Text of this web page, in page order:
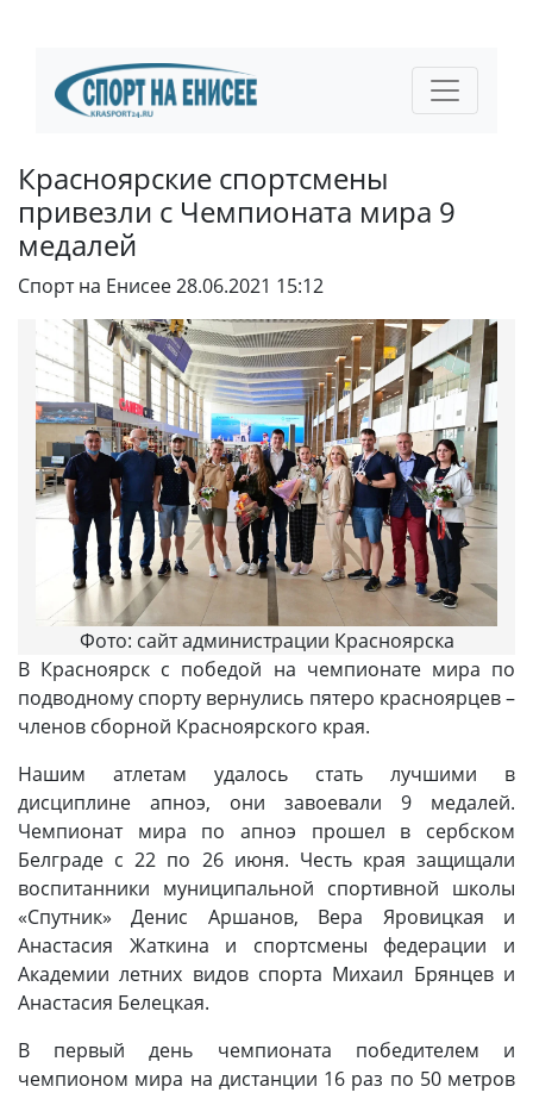
Красноярские спортсмены
привезли с Чемпионата мира 9
медалей
Спорт на Енисее28.06.2021 15:12
Фото: сайт администрации Красноярска
В Красноярск с победой на чемпионате мира по
подводному спорту вернулись пятеро красноярцев –
членов сборной Красноярского края.
Нашим атлетам удалось стать лучшими в
дисциплине апноэ, они завоевали 9 медалей.
Чемпионат мира по апноэ прошел в сербском
Белграде с 22 по 26 июня. Честь края защищали
воспитанники муниципальной спортивной школы
«Спутник» Денис Аршанов, Вера Яровицкая и
Анастасия Жаткина и спортсмены федерации и
Академии летних видов спорта Михаил Брянцев и
Анастасия Белецкая.
В первый день чемпионата победителем и
чемпионом мира на дистанции 16 раз по 50 метров